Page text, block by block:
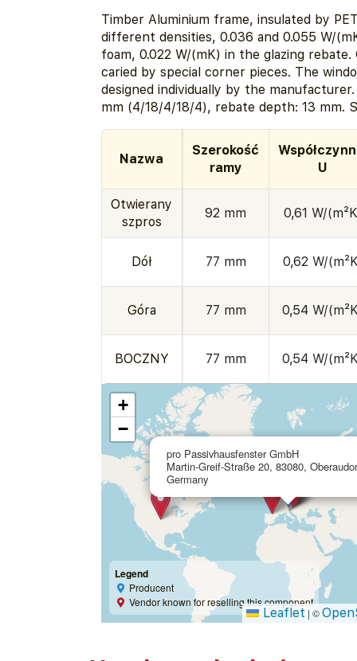
Timber Aluminium frame, insulated by
different densities, 0.036 and 0.055 W/
foam, 0.022 W/(mK) in the glazing rebate.
caried by special corner pieces. The
designed individually by the
mm (4/18/4/18/4), rebate depth: 13 mm.
Nazwa
Szerokość
ramy
U
Otwierany
szpros
92 mm 0,61 W/
Dół 77 mm 0,62 W/
Góra 77 mm 0,54 W/
BOCZNY 77 mm 0,54 W/
pro Passivhausfenster GmbH
Martin-Greif-Straße 20, 83080,
Germany
+
−
Legend
Producent
Vendor known for reselling this component
Leaflet | ©